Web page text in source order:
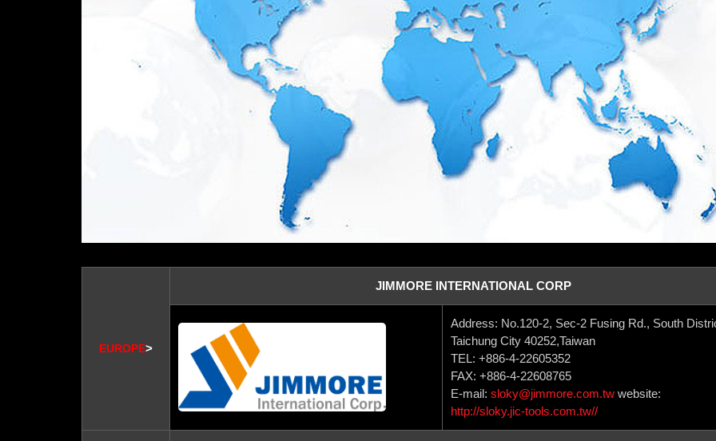
EUROPE>
JIMMORE INTERNATIONAL CORP
Address: No.120-2, Sec-2 Fusing Rd., South
Taichung City 40252,Taiwan
TEL: +886-4-22605352
FAX: +886-4-22608765
E-mail: sloky@jimmore.com.tw website:
http://sloky.jic-tools.com.tw//